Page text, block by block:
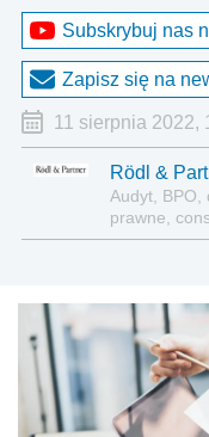
Subskrybuj nas
Zapisz się na
11 sierpnia 2022,
Rödl &
Audyt, BPO,
prawne,